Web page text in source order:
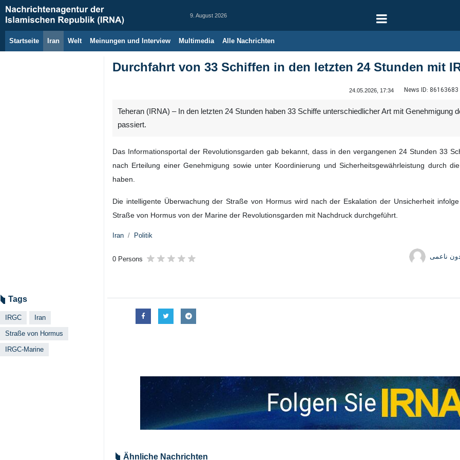
9. August 2026
Startseite Iran Welt Meinungen und Interview Multimedia Alle Nachrichten
Durchfahrt von 33 Schiffen in den letzten 24 Stunden mit
24.05.2026, 17:34 News ID: 86163683
Teheran (IRNA) – In den letzten 24 Stunden haben 33 Schiffe unterschiedlicher Art mit
passiert.
Das Informationsportal der Revolutionsgarden gab bekannt, dass in den vergangenen 24 Stunden 33
nach Erteilung einer Genehmigung sowie unter Koordinierung und Sicherheitsgewährleistung durch
haben.
Die intelligente Überwachung der Straße von Hormus wird nach der Eskalation der Unsicherheit
Straße von Hormus von der Marine der Revolutionsgarden mit Nachdruck durchgeführt.
Iran Politik
0 Persons ناعمی
Tags
IRGC Iran
Straße von Hormus
IRGC-Marine
Ähnliche Nachrichten